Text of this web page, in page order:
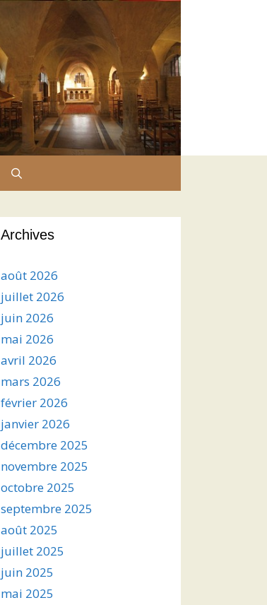
Archives
août 2026
juillet 2026
juin 2026
mai 2026
avril 2026
mars 2026
février 2026
janvier 2026
décembre 2025
novembre 2025
octobre 2025
septembre 2025
août 2025
juillet 2025
juin 2025
mai 2025